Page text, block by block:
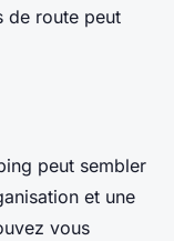
de route peut
peut sembler
et une
vous